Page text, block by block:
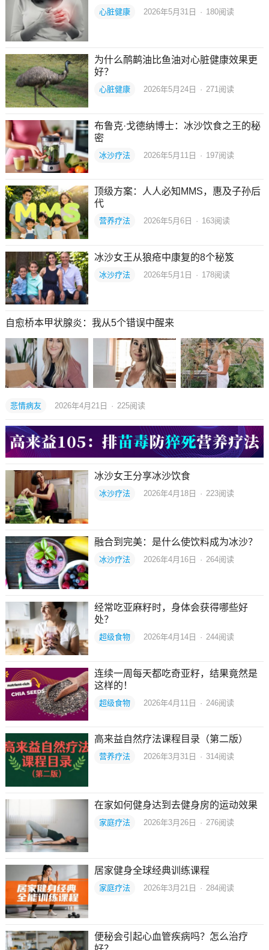
心脏健康 2026年5月31日 · 180阅读
为什么鸸鹋油比鱼油对心脏健康效果更
好？
心脏健康 2026年5月24日 · 271阅读
布鲁克·戈德纳博士：冰沙饮食之王的秘
密
冰沙疗法 2026年5月11日 · 197阅读
顶级方案：人人必知MMS，惠及子孙后
代
营养疗法 2026年5月6日 · 163阅读
冰沙女王从狼疮中康复的8个秘笈
冰沙疗法 2026年5月1日 · 178阅读
自愈桥本甲状腺炎：我从5个错误中醒来
悲情病友 2026年4月21日 · 225阅读
冰沙女王分享冰沙饮食
冰沙疗法 2026年4月18日 · 223阅读
融合到完美：是什么使饮料成为冰沙？
冰沙疗法 2026年4月16日 · 264阅读
经常吃亚麻籽时，身体会获得哪些好
处？
超级食物 2026年4月14日 · 244阅读
连续一周每天都吃奇亚籽，结果竟然是
这样的！
超级食物 2026年4月11日 · 246阅读
高来益自然疗法课程目录（第二版）
营养疗法 2026年3月31日 · 314阅读
在家如何健身达到去健身房的运动效果
家庭疗法 2026年3月26日 · 276阅读
居家健身全球经典训练课程
家庭疗法 2026年3月21日 · 284阅读
便秘会引起心血管疾病吗？怎么治疗